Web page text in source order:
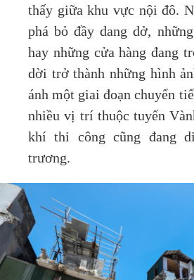
thấy giữa khu vực nội đô.
phá bỏ đầy dang dở,
hay những cửa hàng đang
dời trở thành những hình
ánh một giai đoạn chuyển
nhiều vị trí thuộc tuyến
khí thi công cũng đang
trương.